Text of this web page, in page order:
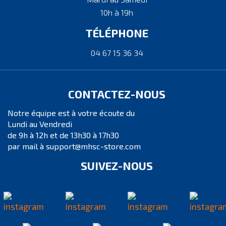
10h à 19h
TÉLÉPHONE
04 67 15 36 34
CONTACTEZ-NOUS
Notre équipe est à votre écoute du
Lundi au Vendredi
de 9h à 12h et de 13h30 à 17h30
par mail à support@mhsc-store.com
SUIVEZ-NOUS